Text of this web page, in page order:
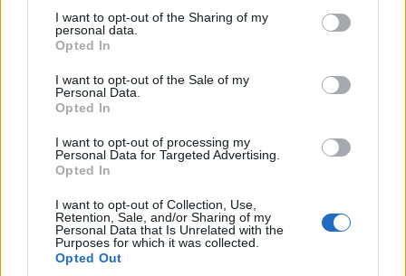
I want to opt-out of the Sharing of my
personal data.
Opted In
I want to opt-out of the Sale of my
Personal Data.
Opted In
I want to opt-out of processing my
Personal Data for Targeted Advertising.
Opted In
I want to opt-out of Collection, Use,
Retention, Sale, and/or Sharing of my
Personal Data that Is Unrelated with the
Purposes for which it was collected.
Opted Out
imposta.
La scarsità abitativa
Una dozzina di appartamenti non risolve né
aggrava la questione abitativa di Firenze.
Presentare il loro passaggio agli affitti calmierati
come una risposta all’emergenza casa è un gesto
simbolico. Le abitazioni mancano perché
costruire e recuperare immobili è difficile,
lento e costoso